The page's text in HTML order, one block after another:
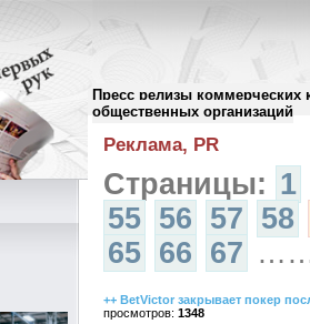
Пресс релизы коммерческих
общественных организаций
Архив пресс-релизов//
Реклама, PR
Страницы: 1
55 56 57 58
65 66 67
++ BetVictor закрывает покер
1348